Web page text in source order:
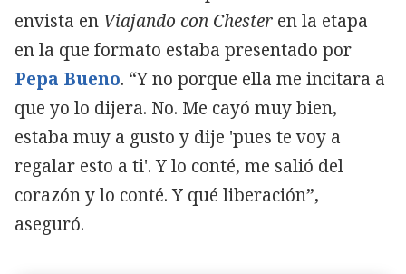
envista en Viajando con Chester en la etapa
en la que formato estaba presentado por
Pepa Bueno. “Y no porque ella me incitara a
que yo lo dijera. No. Me cayó muy bien,
estaba muy a gusto y dije 'pues te voy a
regalar esto a ti'. Y lo conté, me salió del
corazón y lo conté. Y qué liberación”,
aseguró.